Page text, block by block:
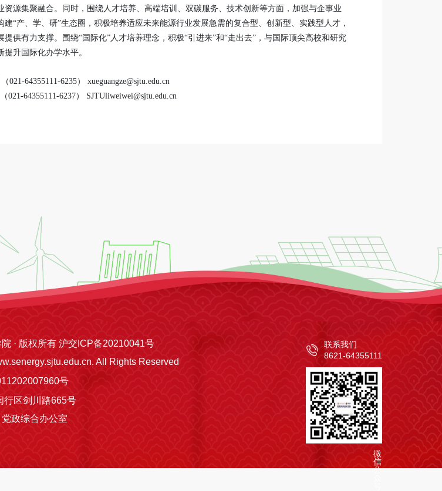
资源集聚融合。同时，围绕人才培养、高端培训、双碳服务、技术创新等方面，加强与企事业
建“产、学、研”生态圈，积极培养适应未来能源行业发展急需的复合型、创新型、实践型人才，
提供有力支撑。围绕“国际化”人才培养理念，积极“引进来”和“走出去”，与国际顶尖高校和研究
升国际化办学水平。
021-64355111-6235） xueguangze@sjtu.edu.cn
6237） SJTUliweiwei@sjtu.edu.cn
· 版权所有 沪交ICP备20210041号
All Rights Reserved
号
行区剑川路665号
政综合办公室
联系我们
8621-64355111
微
信
公